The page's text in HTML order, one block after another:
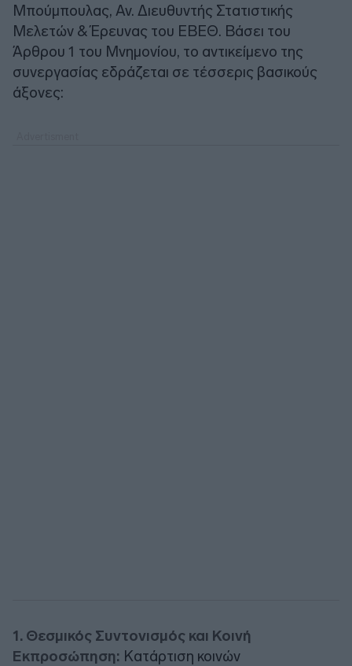
Μπούμπουλας, Αν. Διευθυντής Στατιστικής
Μελετών & Έρευνας του ΕΒΕΘ. Βάσει του
Άρθρου 1 του Μνημονίου, το αντικείμενο της
συνεργασίας εδράζεται σε τέσσερις βασικούς
άξονες:
1. Θεσμικός Συντονισμός και Κοινή
Εκπροσώπηση: Κατάρτιση κοινών